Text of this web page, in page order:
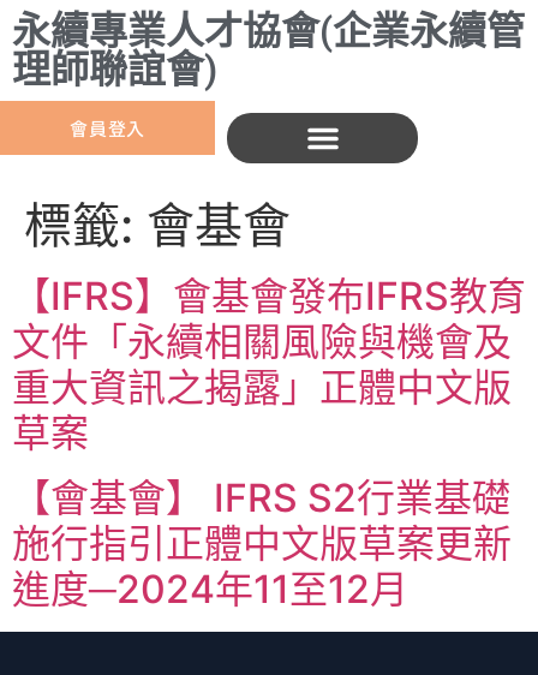
永續專業人才協會(企業永續管
理師聯誼會)
會員登入
標籤: 會基會
【IFRS】會基會發布IFRS教育
文件「永續相關風險與機會及
重大資訊之揭露」正體中文版
草案
【會基會】 IFRS S2行業基礎
施行指引正體中文版草案更新
進度─2024年11至12月